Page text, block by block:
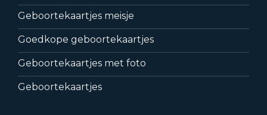
Geboortekaartjes meisje
Goedkope geboortekaartjes
Geboortekaartjes met foto
Geboortekaartjes